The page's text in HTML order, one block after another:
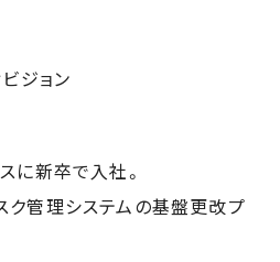
ジョン
に新卒で入社。
管理システムの基盤更改プ